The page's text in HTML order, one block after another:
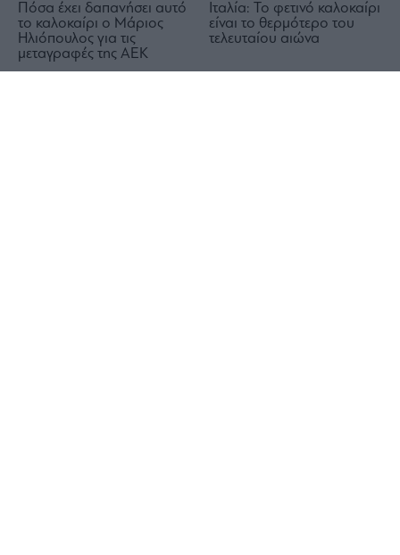
Πόσα έχει δαπανήσει αυτό
το καλοκαίρι ο Μάριος
Ηλιόπουλος για τις
μεταγραφές της ΑΕΚ
Ιταλία: Το φετινό καλοκαίρι
είναι το θερμότερο του
τελευταίου αιώνα